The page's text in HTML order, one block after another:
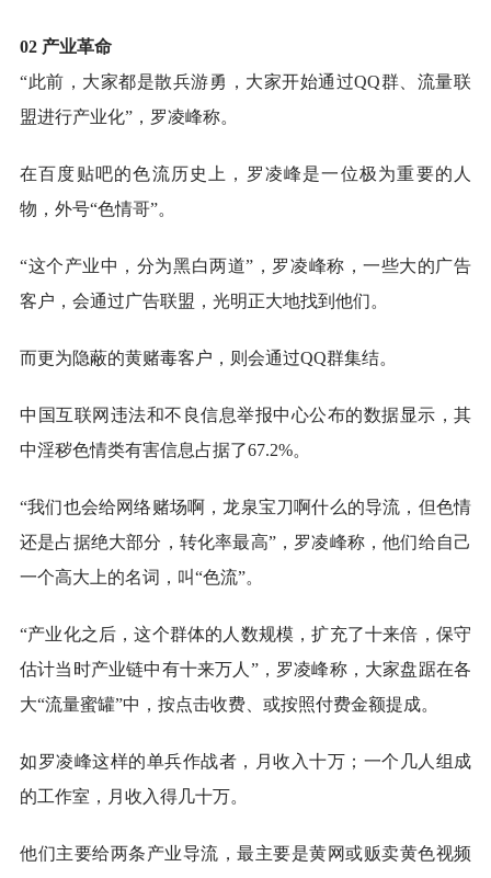
02 产业革命
“此前，大家都是散兵游勇，大家开始通过QQ群、流量联
盟进行产业化”，罗凌峰称。
在百度贴吧的色流历史上，罗凌峰是一位极为重要的人
物，外号“色情哥”。
“这个产业中，分为黑白两道”，罗凌峰称，一些大的广告
客户，会通过广告联盟，光明正大地找到他们。
而更为隐蔽的黄赌毒客户，则会通过QQ群集结。
中国互联网违法和不良信息举报中心公布的数据显示，其
中淫秽色情类有害信息占据了67.2%。
“我们也会给网络赌场啊，龙泉宝刀啊什么的导流，但色情
还是占据绝大部分，转化率最高”，罗凌峰称，他们给自己
一个高大上的名词，叫“色流”。
“产业化之后，这个群体的人数规模，扩充了十来倍，保守
估计当时产业链中有十来万人”，罗凌峰称，大家盘踞在各
大“流量蜜罐”中，按点击收费、或按照付费金额提成。
如罗凌峰这样的单兵作战者，月收入十万；一个几人组成
的工作室，月收入得几十万。
他们主要给两条产业导流，最主要是黄网或贩卖黄色视频